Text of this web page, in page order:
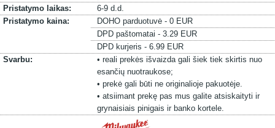
Pristatymo laikas:
6-9 d.d.
Pristatymo kaina:
DOHO parduotuvė - 0 EUR
DPD paštomatai - 3.29 EUR
DPD kurjeris - 6.99 EUR
Svarbu:
• reali prekės išvaizda gali šiek tiek skirtis nuo
esančių nuotraukose;
• prekė gali būti ne originalioje pakuotėje.
• atsiimant prekę pas mus galite atsiskaityti ir
grynaisiais pinigais ir banko kortele.